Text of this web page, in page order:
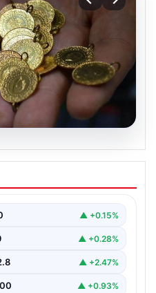
Nisan 2026: Altın
Gram, çeyrek,
▲ +0.15%
▲ +0.28%
▲ +2.47%
▲ +0.93%